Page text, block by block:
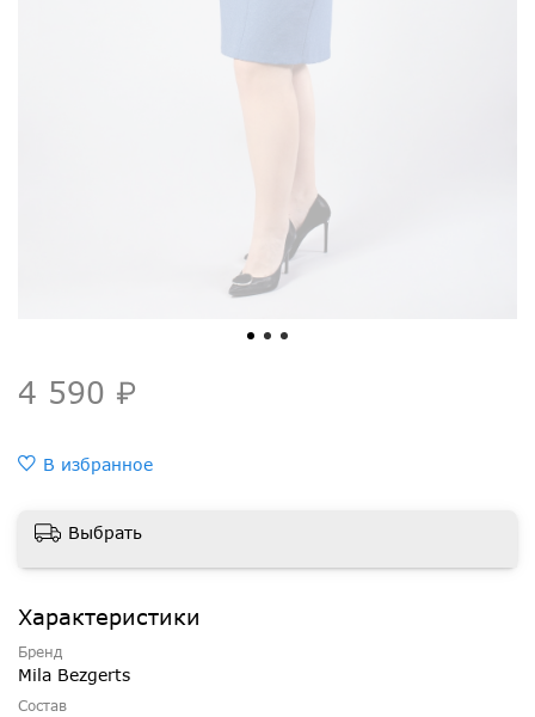
4 590 ₽
В избранное
Выбрать
Характеристики
Бренд
Mila Bezgerts
Состав